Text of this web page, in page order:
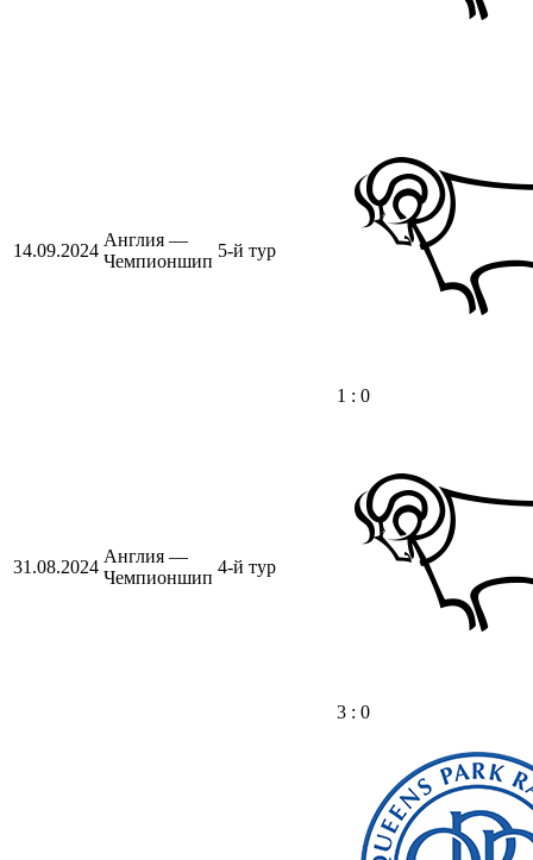
14.09.2024
Англия —
Чемпионшип
5-й тур
1 : 0
31.08.2024
Англия —
Чемпионшип
4-й тур
3 : 0